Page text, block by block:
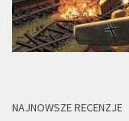
NAJNOWSZE RECENZJE